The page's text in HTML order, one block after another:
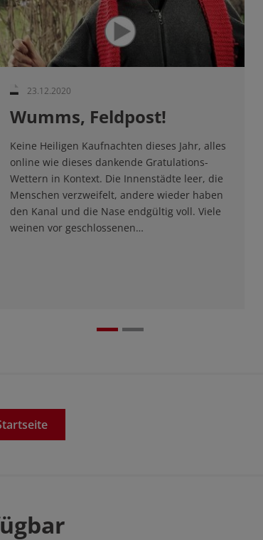
23.12.2020
Wumms, Feldpost!
Keine Heiligen Kaufnachten dieses Jahr, alles
online wie dieses dankende Gratulations-
Wettern in Kontext. Die Innenstädte leer, die
Menschen verzweifelt, andere wieder haben
den Kanal und die Nase endgültig voll. Viele
weinen vor geschlossenen…